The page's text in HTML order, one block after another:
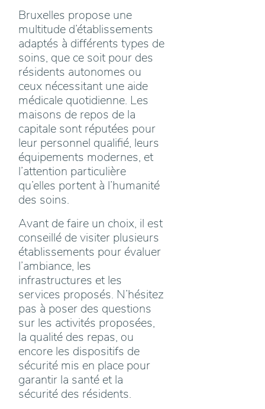
Bruxelles propose une
multitude d’établissements
adaptés à différents types de
soins, que ce soit pour des
résidents autonomes ou
ceux nécessitant une aide
médicale quotidienne. Les
maisons de repos de la
capitale sont réputées pour
leur personnel qualifié, leurs
équipements modernes, et
l’attention particulière
qu’elles portent à l’humanité
des soins.
Avant de faire un choix, il est
conseillé de visiter plusieurs
établissements pour évaluer
l’ambiance, les
infrastructures et les
services proposés. N’hésitez
pas à poser des questions
sur les activités proposées,
la qualité des repas, ou
encore les dispositifs de
sécurité mis en place pour
garantir la santé et la
sécurité des résidents.